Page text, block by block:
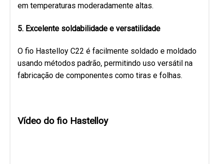
em temperaturas moderadamente altas.
5. Excelente soldabilidade e versatilidade
O fio Hastelloy C22 é facilmente soldado e moldado
usando métodos padrão, permitindo uso versátil na
fabricação de componentes como tiras e folhas.
Vídeo do fio Hastelloy